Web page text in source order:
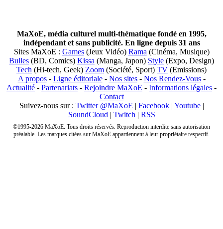
MaXoE, média culturel multi-thématique fondé en 1995,
indépendant et sans publicité. En ligne depuis 31 ans
Sites MaXoE : Games(Jeux Vidéo) Rama (Cinéma, Musique)
Bulles (BD, Comics) Kissa (Manga, Japon) Style (Expo, Design)
Tech (Hi-tech, Geek) Zoom (Société, Sport) TV (Emissions)
A propos- Ligne éditoriale- Nos sites- Nos Rendez-Vous-
Actualité - Partenariats - Rejoindre MaXoE - Informations légales -
Contact
Suivez-nous sur : Twitter @MaXoE | Facebook| Youtube|
SoundCloud | Twitch | RSS
©1995-2026 MaXoE. Tous droits réservés. Reproduction interdite sans autorisation
préalable. Les marques citées sur MaXoE appartiennent à leur propriétaire respectif.